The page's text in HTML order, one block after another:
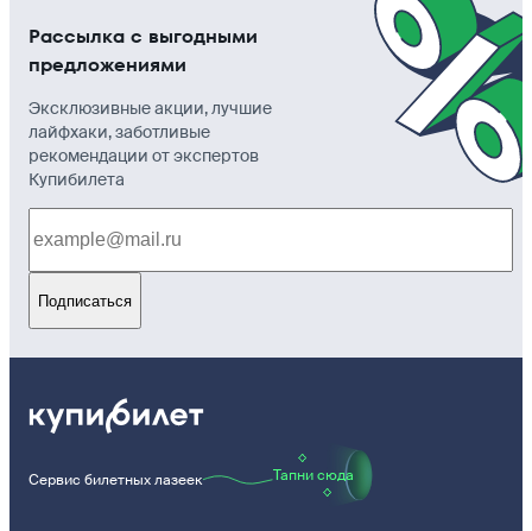
Рассылка с выгодными
предложениями
Эксклюзивные акции, лучшие
лайфхаки, заботливые
рекомендации от экспертов
Купибилета
Подписаться
Сервис билетных лазеек Тапни сюда